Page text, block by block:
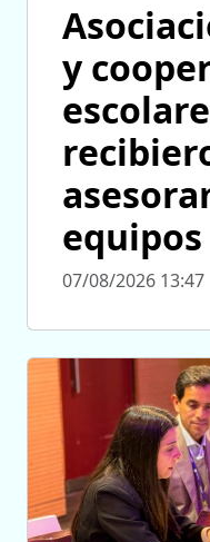
y
equipos
07/08/2026 13:47